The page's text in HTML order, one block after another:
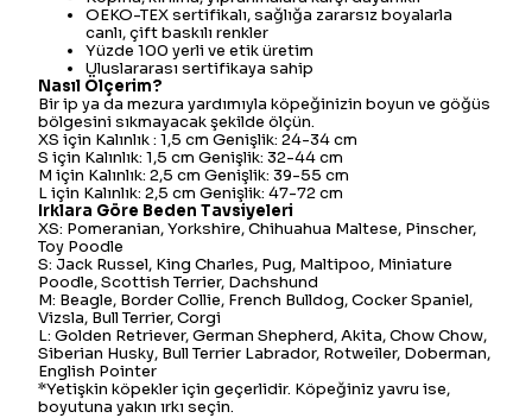
OEKO-TEX sertifikalı, sağlığa zararsız boyalarla
canlı, çift baskılı renkler
Yüzde 100 yerli ve etik üretim
Uluslararası sertifikaya sahip
Nasıl Ölçerim?
Bir ip ya da mezura yardımıyla köpeğinizin boyun ve göğüs
bölgesini sıkmayacak şekilde ölçün.
XS için Kalınlık : 1,5 cm Genişlik: 24-34 cm
S için Kalınlık: 1,5 cm Genişlik: 32-44 cm
M için Kalınlık: 2,5 cm Genişlik: 39-55 cm
L için Kalınlık: 2,5 cm Genişlik: 47-72 cm
Irklara Göre Beden Tavsiyeleri
XS: Pomeranian, Yorkshire, Chihuahua Maltese, Pinscher,
Toy Poodle
S: Jack Russel, King Charles, Pug, Maltipoo, Miniature
Poodle, Scottish Terrier, Dachshund
M: Beagle, Border Collie, French Bulldog, Cocker Spaniel,
Vizsla, Bull Terrier, Corgi
L: Golden Retriever, German Shepherd, Akita, Chow Chow,
Siberian Husky, Bull Terrier Labrador, Rotweiler, Doberman,
English Pointer
*Yetişkin köpekler için geçerlidir. Köpeğiniz yavru ise,
boyutuna yakın ırkı seçin.